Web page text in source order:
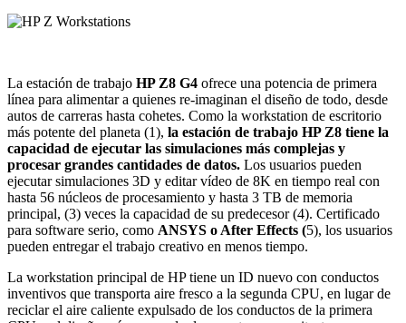
La estación de trabajo HP Z8 G4 ofrece una potencia de primera
línea para alimentar a quienes re-imaginan el diseño de todo, desde
autos de carreras hasta cohetes. Como la workstation de escritorio
más potente del planeta (1), la estación de trabajo HP Z8 tiene la
capacidad de ejecutar las simulaciones más complejas y
procesar grandes cantidades de datos. Los usuarios pueden
ejecutar simulaciones 3D y editar vídeo de 8K en tiempo real con
hasta 56 núcleos de procesamiento y hasta 3 TB de memoria
principal, (3) veces la capacidad de su predecesor (4). Certificado
para software serio, como ANSYS o After Effects (5), los usuarios
pueden entregar el trabajo creativo en menos tiempo.
La workstation principal de HP tiene un ID nuevo con conductos
inventivos que transporta aire fresco a la segunda CPU, en lugar de
reciclar el aire caliente expulsado de los conductos de la primera